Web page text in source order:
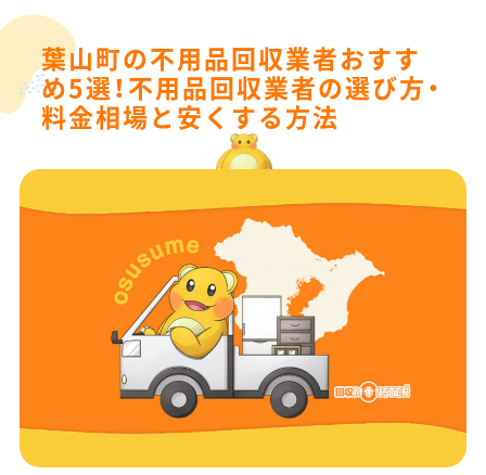
葉山町の不用品回収業者おすす
め5選！不用品回収業者の選び方・
料金相場と安くする方法